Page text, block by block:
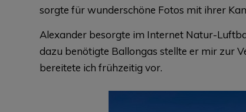
sorgte für wunderschöne Fotos mit ihrer
Alexander besorgte im Internet Natur-
dazu benötigte Ballongas stellte er mir zur
bereitete ich frühzeitig vor.